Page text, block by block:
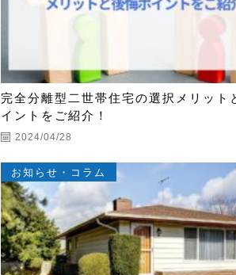
完全分離型二世帯住宅の選択メリット
イントをご紹介！
2024/04/28
お知らせ・コラム